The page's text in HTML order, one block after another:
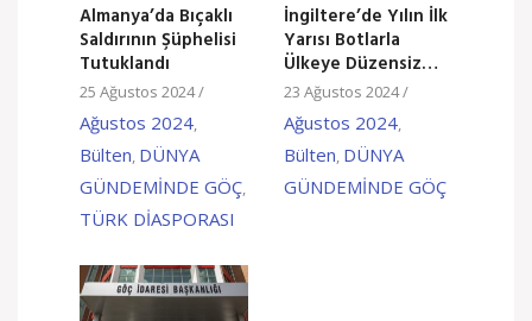
Almanya’da Bıçaklı
Saldırının Şüphelisi
Tutuklandı
25 Ağustos 2024/
Ağustos 2024,
Bülten, DÜNYA
GÜNDEMİNDE GÖÇ,
TÜRK DİASPORASI
İngiltere’de Yılın İlk
Yarısı Botlarla
Ülkeye Düzensiz
Giriş Yapanların
Yüzde 10’u Türk
23 Ağustos 2024/
Ağustos 2024,
Bülten, DÜNYA
GÜNDEMİNDE GÖÇ